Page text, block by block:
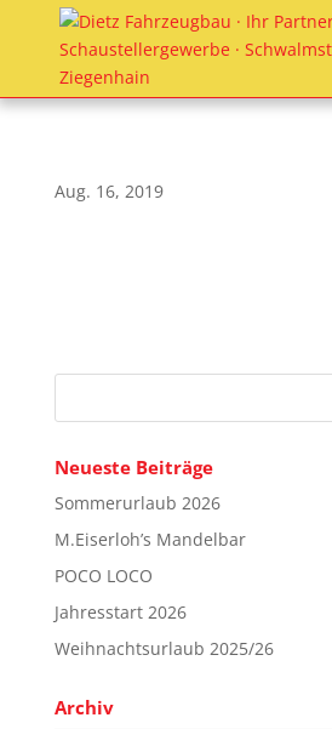
Aug. 16, 2019
Neueste Beiträge
Sommerurlaub 2026
M.Eiserloh’s Mandelbar
POCO LOCO
Jahresstart 2026
Weihnachtsurlaub 2025/26
Archiv